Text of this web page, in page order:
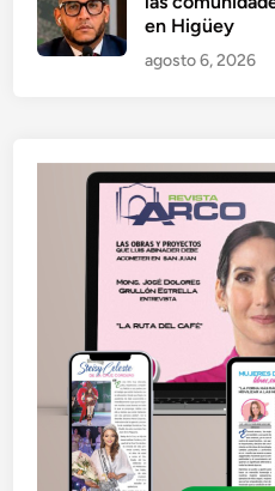
en Higüey
agosto 6, 2026